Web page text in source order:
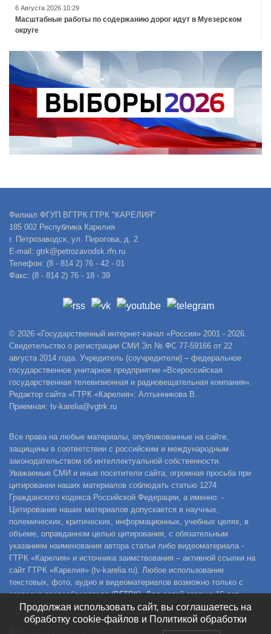
6 Августа 2026 10:29
Масштабные работы по содержанию дорог идут в Муезерском
округе
Филиал ФГУП ВГТРК ГТРК "КАРЕЛИЯ"
185 002 Республика Карелия
г. Петрозаводск, ул. Пирогова, д. 2
E-mail: gtrk@petrozavodsk.rfn.ru
Телефон: (8 - 814 2) 76 - 42 - 01
Факс: (8 - 814 2) 76 - 18 - 39
© 2026 «Государственный интернет-канал «Россия» 2001 - 2026.
Свидетельство о регистрации СМИ Эл № ФС 77-59166 от 22
августа 2014 года. Учредитель (соучредители) – федеральное
государственное унитарное предприятие «Всероссийская
государственная телевизионная и радиовещательная компания».
Редактор сайта «ГТРК «Карелия»: Алтынникова В.
Приемная: tv-karelia@vgtrk.ru
Все права на любые материалы, опубликованные на сайте,
защищены в соответствии с российским и международным
законодательством об интеллектуальной собственности.
Уважаемые СМИ и иные посетители сайта, огромная просьба при
цитировании наших материалов соблюдать статью 1274
Гражданского кодекса Российской Федерации, а именно: -
Цитирование наших материалов допускается в научных,
полемических, критических, информационных, учебных целях, в
объеме, оправданном целью цитирования, с обязательным
указанием наименования автора статьи либо видеоматериала -
ГТРК «Карелия» и источника заимствования – активной ссылки на
сайт ГТРК «Карелия» (tv-karelia.ru). Любое использование
текстовых, фото, аудио и видеоматериалов возможно только с
согласия правообладателя (ВГТРК). Для детей старше 16 лет.
Продолжая использовать сайт, вы соглашаетесь на
обработку cookie-файлов и Политикой обработки